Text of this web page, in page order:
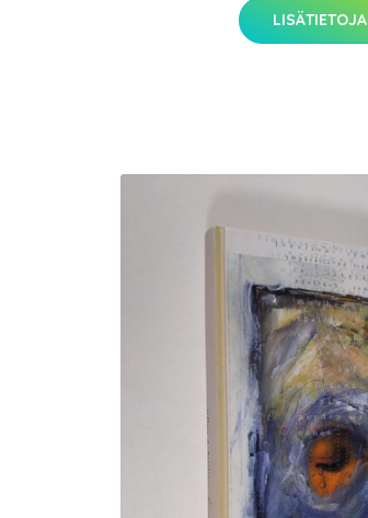
LISÄTIETOJA